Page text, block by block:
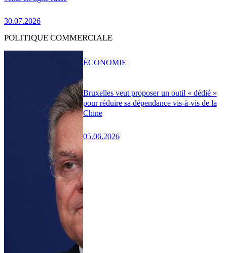
30.07.2026
POLITIQUE COMMERCIALE
Bruxelles veut proposer un outil « dédié »
pour réduire sa dépendance vis-à-vis de la
Chine
05.06.2026
ÉCONOMIE